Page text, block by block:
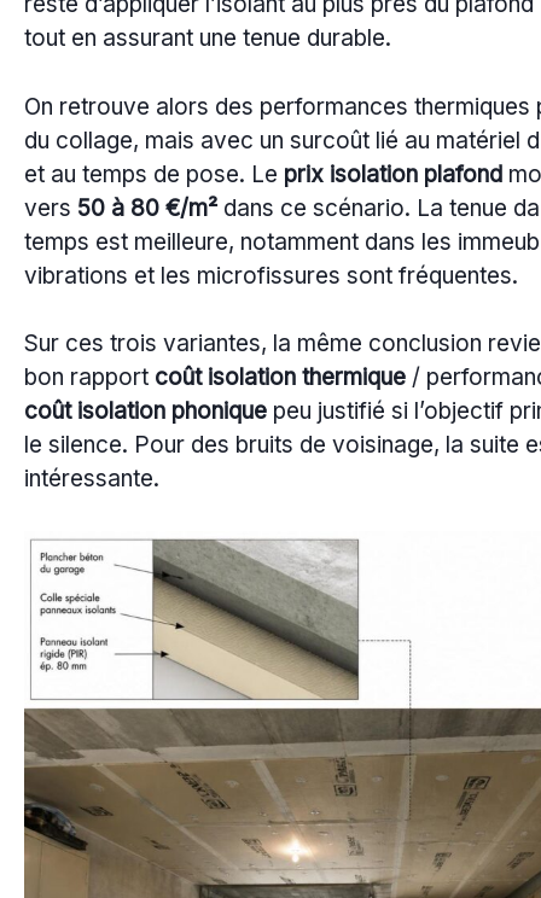
tout en assurant une tenue durable.
On retrouve alors des performances thermiques
du collage, mais avec un surcoût lié au matériel
et au temps de pose. Le prix isolation plafond
vers 50 à 80 €/m² dans ce scénario. La tenue
temps est meilleure, notamment dans les
vibrations et les microfissures sont fréquentes.
Sur ces trois variantes, la même conclusion
bon rapport coût isolation thermique /
coût isolation phonique peu justifié si l’objectif
le silence. Pour des bruits de voisinage, la suite
intéressante.